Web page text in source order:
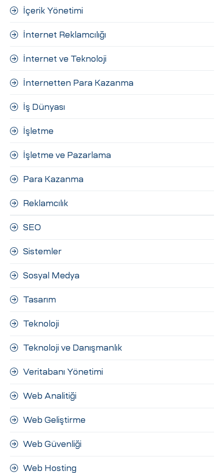
İçerik Yönetimi
İnternet Reklamcılığı
İnternet ve Teknoloji
İnternetten Para Kazanma
İş Dünyası
İşletme
İşletme ve Pazarlama
Para Kazanma
Reklamcılık
SEO
Sistemler
Sosyal Medya
Tasarım
Teknoloji
Teknoloji ve Danışmanlık
Veritabanı Yönetimi
Web Analitiği
Web Geliştirme
Web Güvenliği
Web Hosting